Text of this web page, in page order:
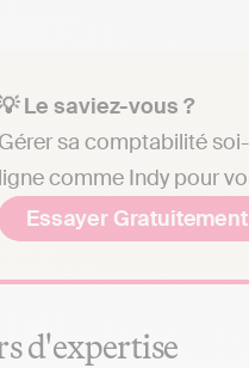
Le saviez-vous ?
Gérer sa comptabilité
ligne comme Indy pour
Essayer Gratuitement
d'expertise